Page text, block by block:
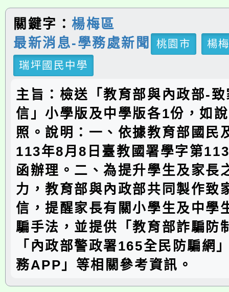
關鍵字： 楊梅區
最新消息-學務處新聞
桃園市
楊
瑞坪國民中學
主旨：檢送「教育部與內政部-
信」小學版及中學版各1份，如
照。說明：一、依據教育部國民
113年8月8日臺教國署學字第
函辦理。二、為提升學生及家長
力，教育部與內政部共同製作致
信，提醒家長有關小學生及中學
騙手法，並提供「教育部詐騙防
「內政部警政署165全民防騙網
務APP」等相關參考資訊。